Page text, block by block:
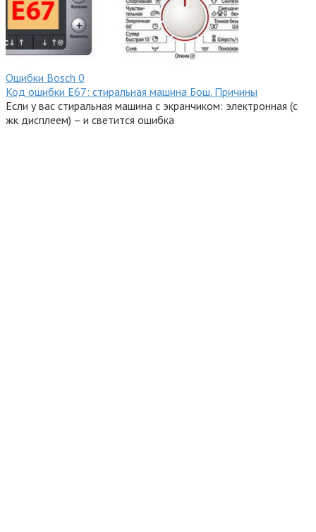
Ошибки Bosсh 0
Код ошибки E67: стиральная машина Бош. Причины
Если у вас стиральная машина с экранчиком: электронная (с
жк дисплеем) – и светится ошибка